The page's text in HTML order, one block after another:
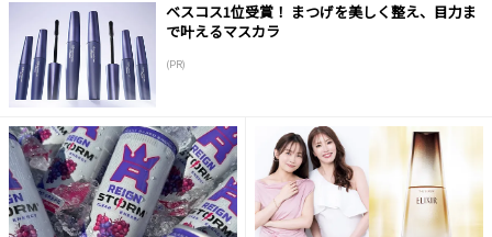
ベスコス1位受賞！ まつげを美しく整え、目力ま
で叶えるマスカラ
(PR)